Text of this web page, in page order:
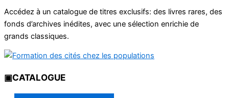
contenu
Accédez à un catalogue de titres exclusifs: des livres rares, des
fonds d’archives inédites, avec une sélection enrichie de
grands classiques.
▣CATALOGUE